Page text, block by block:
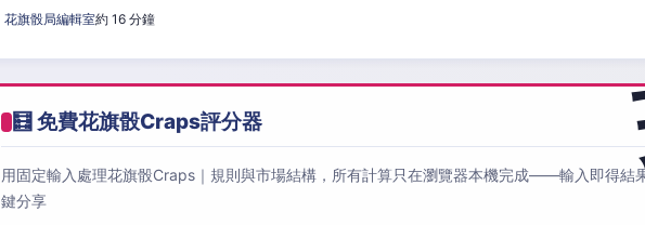
花旗骰局編輯室約 16 分鐘
🧮 免費花旗骰Craps評分器
用固定輸入處理花旗骰Craps｜規則與市場結構，所有計算只在瀏覽器本機完成——輸入即得結
鍵分享